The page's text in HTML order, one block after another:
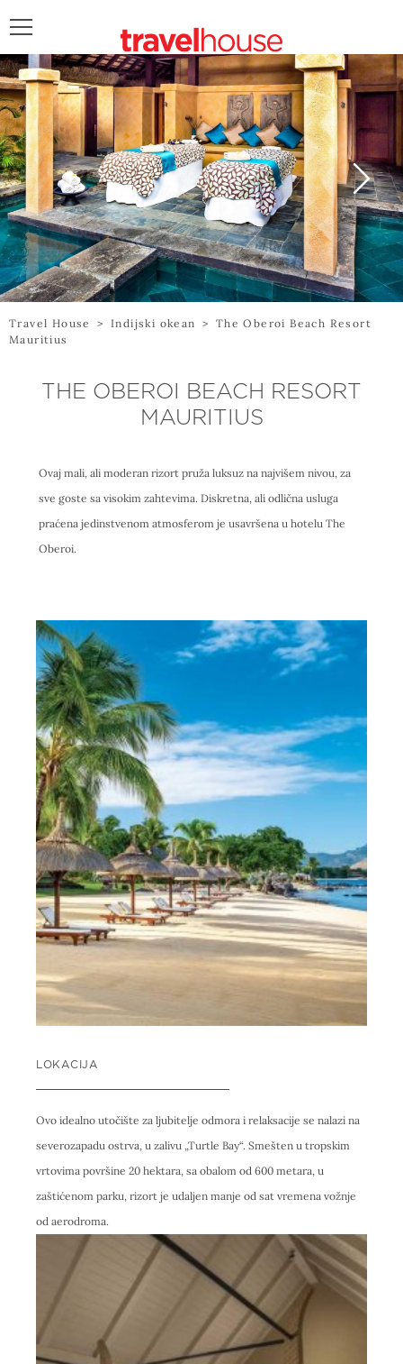
POŠALJITE UPIT
Travel House > Indijski okean > The Oberoi Beach Resort
Mauritius
THE OBEROI BEACH RESORT
MAURITIUS
Ovaj mali, ali moderan rizort pruža luksuz na najvišem nivou, za
sve goste sa visokim zahtevima. Diskretna, ali odlična usluga
praćena jedinstvenom atmosferom je usavršena u hotelu The
Oberoi.
LOKACIJA
Ovo idealno utočište za ljubitelje odmora i relaksacije se nalazi na
severozapadu ostrva, u zalivu „Turtle Bay“. Smešten u tropskim
vrtovima površine 20 hektara, sa obalom od 600 metara, u
zaštićenom parku, rizort je udaljen manje od sat vremena vožnje
od aerodroma.